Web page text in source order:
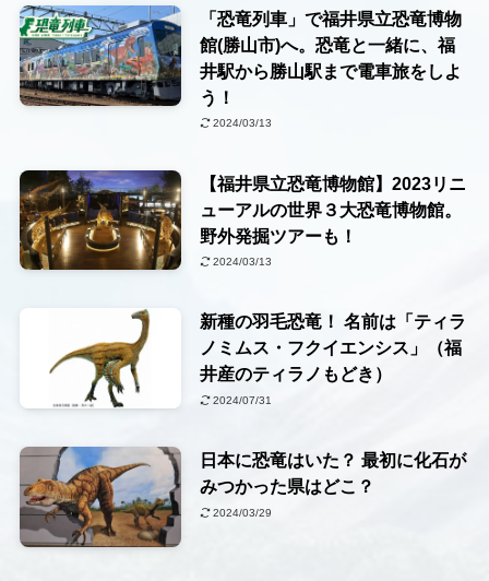
「恐竜列車」で福井県立恐竜博物
館(勝山市)へ。恐竜と一緒に、福
井駅から勝山駅まで電車旅をしよ
う！
2024/03/13
【福井県立恐竜博物館】2023リニ
ューアルの世界３大恐竜博物館。
野外発掘ツアーも！
2024/03/13
新種の羽毛恐竜！ 名前は「ティラ
ノミムス・フクイエンシス」（福
井産のティラノもどき）
2024/07/31
日本に恐竜はいた？ 最初に化石が
みつかった県はどこ？
2024/03/29